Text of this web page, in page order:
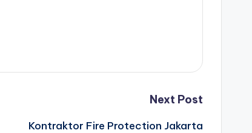
Next Post
Kontraktor Fire Protection Jakarta